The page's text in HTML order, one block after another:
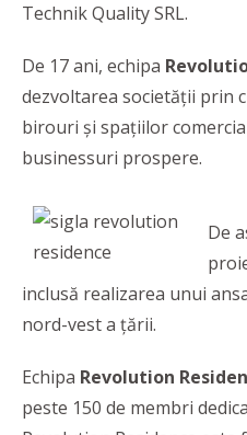
Technik Quality SRL.
De 17 ani, echipa
dezvoltarea societății prin
birouri și spațiilor
businessuri prospere.
De
inclusă realizarea unui
nord-vest a țării.
Echipa Revolution
peste 150 de membri